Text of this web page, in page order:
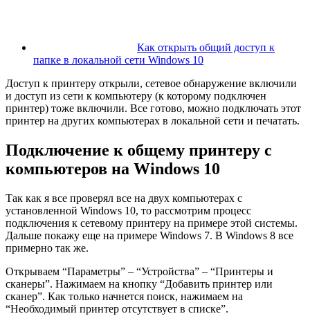
Как открыть общий доступ к
папке в локальной сети Windows 10
Доступ к принтеру открыли, сетевое обнаружение включили
и доступ из сети к компьютеру (к которому подключен
принтер) тоже включили. Все готово, можно подключать этот
принтер на других компьютерах в локальной сети и печатать.
Подключение к общему принтеру с
компьютеров на Windows 10
Так как я все проверял все на двух компьютерах с
установленной Windows 10, то рассмотрим процесс
подключения к сетевому принтеру на примере этой системы.
Дальше покажу еще на примере Windows 7. В Windows 8 все
примерно так же.
Открываем “Параметры” – “Устройства” – “Принтеры и
сканеры”. Нажимаем на кнопку “Добавить принтер или
сканер”. Как только начнется поиск, нажимаем на
“Необходимый принтер отсутствует в списке”.